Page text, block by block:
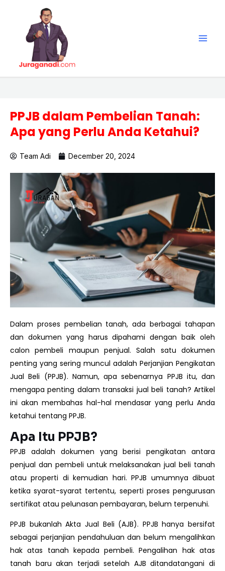
PPJB dalam Pembelian Tanah:
Apa yang Perlu Anda Ketahui?
Team Adi December 20, 2024
Dalam proses pembelian tanah, ada berbagai tahapan
dan dokumen yang harus dipahami dengan baik oleh
calon pembeli maupun penjual. Salah satu dokumen
penting yang sering muncul adalah Perjanjian Pengikatan
Jual Beli (PPJB). Namun, apa sebenarnya PPJB itu, dan
mengapa penting dalam transaksi jual beli tanah? Artikel
ini akan membahas hal-hal mendasar yang perlu Anda
ketahui tentang PPJB.
Apa Itu PPJB?
PPJB adalah dokumen yang berisi pengikatan antara
penjual dan pembeli untuk melaksanakan jual beli tanah
atau properti di kemudian hari. PPJB umumnya dibuat
ketika syarat-syarat tertentu, seperti proses pengurusan
sertifikat atau pelunasan pembayaran, belum terpenuhi.
PPJB bukanlah Akta Jual Beli (AJB). PPJB hanya bersifat
sebagai perjanjian pendahuluan dan belum mengalihkan
hak atas tanah kepada pembeli. Pengalihan hak atas
tanah baru akan terjadi setelah AJB ditandatangani di